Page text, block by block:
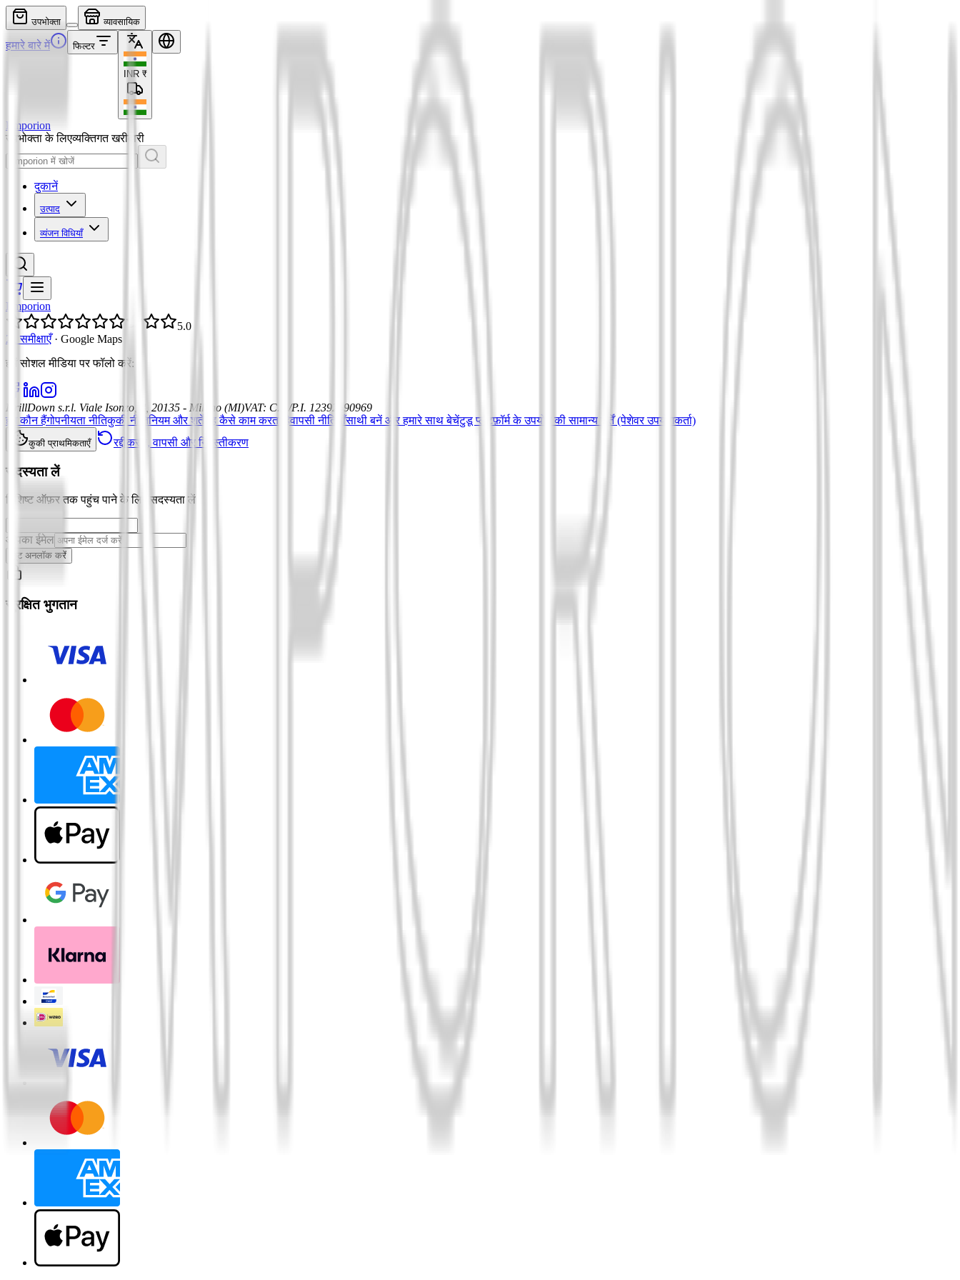
उपभोक्ता व्यावसायिक
हमारे बारे में फिल्टर
INR ₹
Emporion
उपभोक्ता के लिएव्यक्तिगत खरीदारी
दुकानें
उत्पाद
व्यंजन विधियाँ
Emporion
5.0
21 समीक्षाएँ · Google Maps
हमें सोशल मीडिया पर फॉलो करें:
DrillDown s.r.l. Viale Isonzo, 8, 20135 - Milano (MI)VAT: C.F./P.I. 12392590969
हम कौन हैंगोपनीयता नीतिकुकी नीतिनियम और शर्तें यह कैसे काम करता हैवापसी नीतियाँसाथी बनें और हमारे साथ बेचेंटुडू प्लेटफ़ॉर्म के उपयोग की सामान्य शर्तें (पेशेवर उपयोगकर्ता)
कुकी प्राथमिकताएँ रद्दीकरण, वापसी और निरस्तीकरण
सदस्यता लें
विशिष्ट ऑफ़र तक पहुंच पाने के लिए सदस्यता लें
आपका ईमेल
छूट अनलॉक करें
सुरक्षित भुगतान